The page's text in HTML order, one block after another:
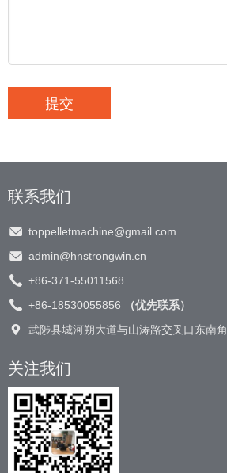
联系我们
toppelletmachine@gmail.com
admin@hnstrongwin.cn
+86-371-55011568
+86-18530055856
（优先联系）
武陟县城河朔大道与山涛路交叉口东南角
关注我们